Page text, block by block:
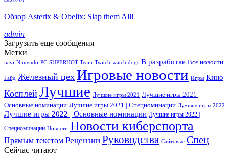
Обзор Asterix & Obelix: Slap them All!
admin
Загрузить еще сообщения
Метки
navi Nintendo PC SUPERHOT Team Twitch watch dogs В разработке Все новости
Гайд Железный цех Игровые новости Игры Кино
Косплей Лучшие Лучшие игры 2021
Лучшие игры 2021 |
Основные номинации Лучшие игры 2021 | Спецноминации Лучшие игры 2022
Лучшие игры 2022 | Основные номинации Лучшие игры 2022 |
Спецноминации Новости Новости киберспорта
Прямым текстом Рецензии Руководства Сайтовые Спец
Сейчас читают